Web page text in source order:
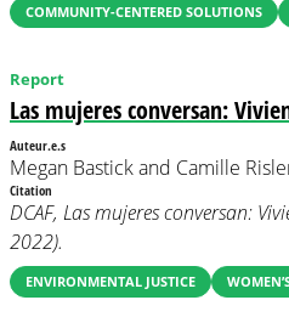
COMMUNITY-CENTERED SOLUTIONS
Las mujeres conversan:
Report
Auteur.e.s
Megan Bastick and Camille
Citation
DCAF, Las mujeres conversan:
2022).
ENVIRONMENTAL JUSTICE